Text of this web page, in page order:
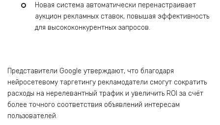
Новая система автоматически перенастраивает
аукцион рекламных ставок, повышая эффективность
для высококонкурентных запросов.
Представители Google утверждают, что благодаря
нейросетевому таргетингу рекламодатели смогут сократить
расходы на нерелевантный трафик и увеличить ROI за счёт
более точного соответствия объявлений интересам
пользователей.